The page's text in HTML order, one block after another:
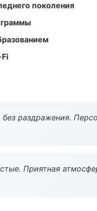
поколения
раздражения.
Приятная